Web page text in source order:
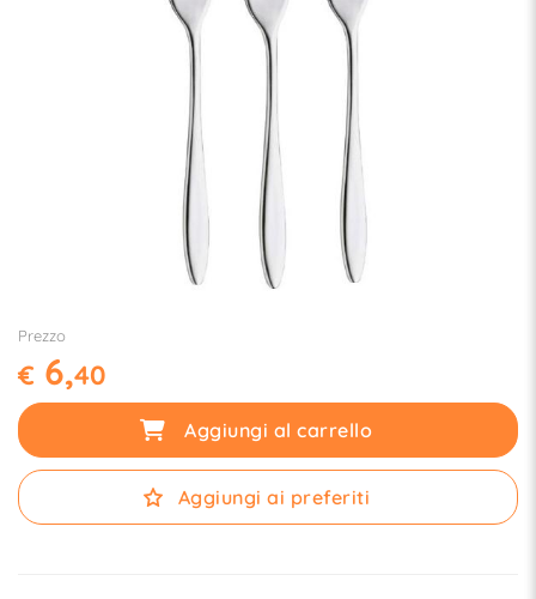
Prezzo
€ 6,40
Aggiungi al carrello
Aggiungi ai preferiti